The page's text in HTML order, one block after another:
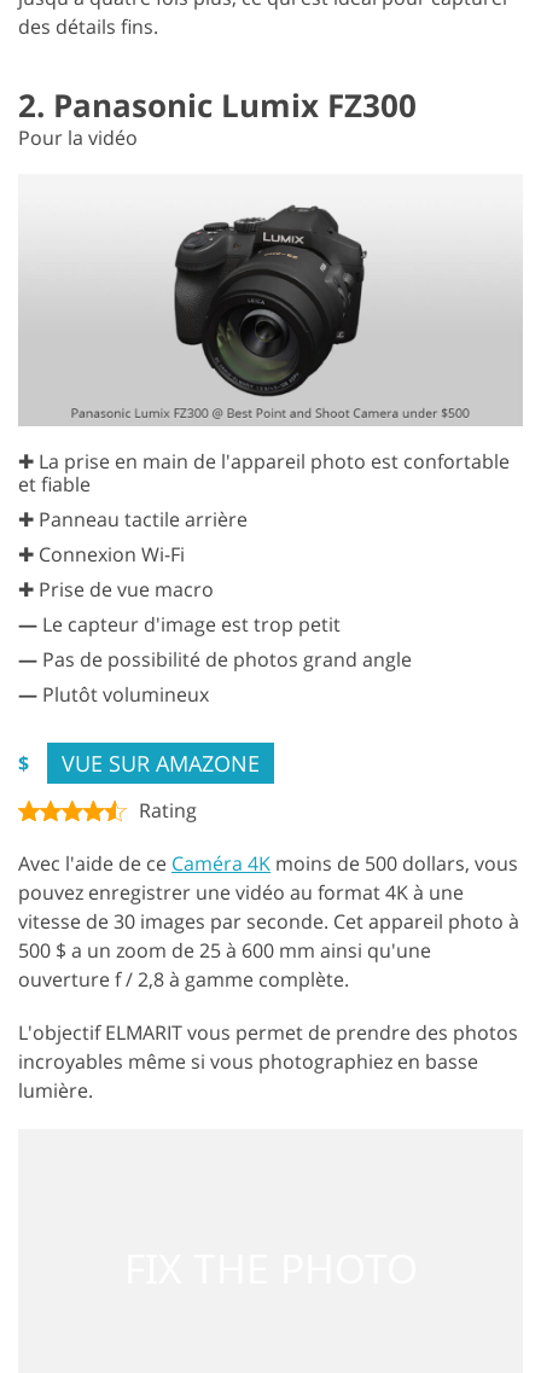
des détails fins.
2. Panasonic Lumix FZ300
Pour la vidéo
✚ La prise en main de l'appareil photo est confortable
et fiable
✚ Panneau tactile arrière
✚ Connexion Wi-Fi
✚ Prise de vue macro
— Le capteur d'image est trop petit
— Pas de possibilité de photos grand angle
— Plutôt volumineux
$ VUE SUR AMAZONE
Rating
Avec l'aide de ce Caméra 4K moins de 500 dollars, vous
pouvez enregistrer une vidéo au format 4K à une
vitesse de 30 images par seconde. Cet appareil photo à
500 $ a un zoom de 25 à 600 mm ainsi qu'une
ouverture f / 2,8 à gamme complète.
L'objectif ELMARIT vous permet de prendre des photos
incroyables même si vous photographiez en basse
lumière.